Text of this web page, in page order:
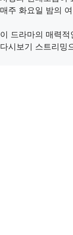
매주 화요일 밤의
이 드라마의 매력
다시보기 스트리밍